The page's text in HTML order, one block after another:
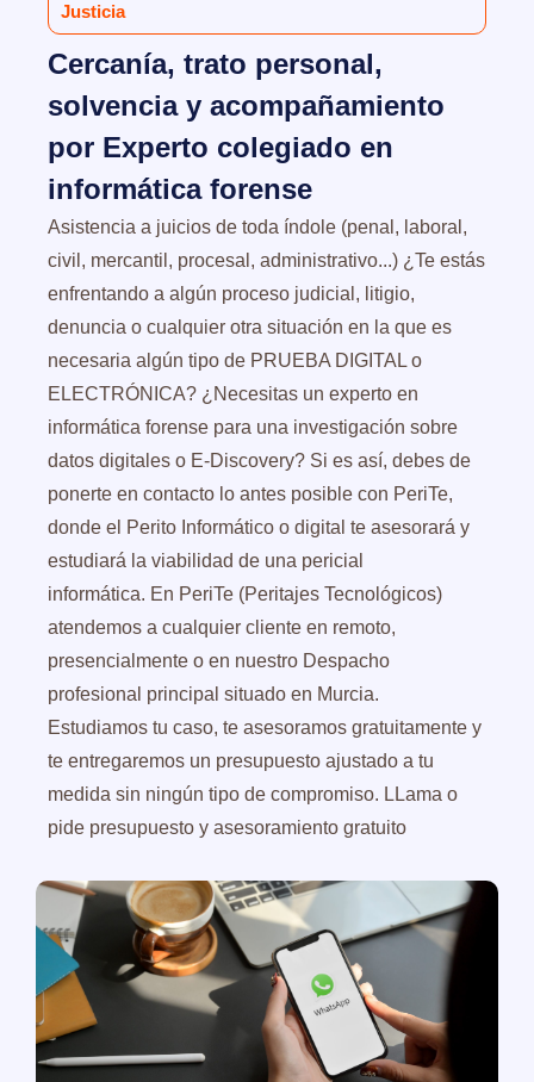
Justicia
Cercanía, trato personal,
solvencia y acompañamiento
por Experto colegiado en
informática forense
Asistencia a juicios de toda índole (penal, laboral,
civil, mercantil, procesal, administrativo...) ¿Te estás
enfrentando a algún proceso judicial, litigio,
denuncia o cualquier otra situación en la que es
necesaria algún tipo de PRUEBA DIGITAL o
ELECTRÓNICA? ¿Necesitas un experto en
informática forense para una investigación sobre
datos digitales o E-Discovery? Si es así, debes de
ponerte en contacto lo antes posible con PeriTe,
donde el Perito Informático o digital te asesorará y
estudiará la viabilidad de una pericial
informática. En PeriTe (Peritajes Tecnológicos)
atendemos a cualquier cliente en remoto,
presencialmente o en nuestro Despacho
profesional principal situado en Murcia.
Estudiamos tu caso, te asesoramos gratuitamente y
te entregaremos un presupuesto ajustado a tu
medida sin ningún tipo de compromiso. LLama o
pide presupuesto y asesoramiento gratuito